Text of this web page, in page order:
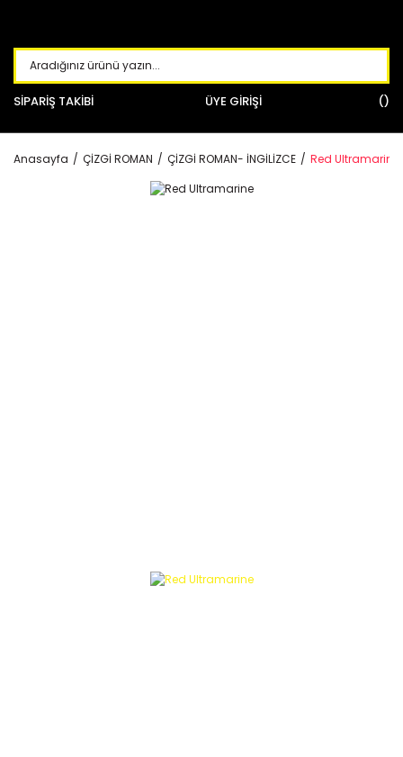
SİPARİŞ TAKİBİ ÜYE GİRİŞİ
Anasayfa ÇİZGİ ROMAN ÇİZGİ ROMAN- İNGİLİZCE Red Ultramarine